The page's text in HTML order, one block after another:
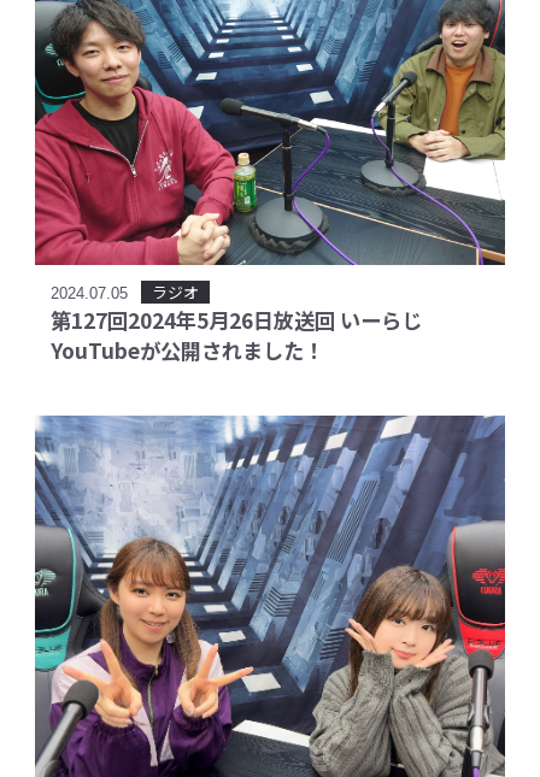
2024.07.05 ラジオ
第127回2024年5月26日放送回 いーらじ
YouTubeが公開されました！